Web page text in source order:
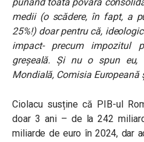
medii (o scădere, în fapt, a
25%!) doar pentru că,
impact- precum impozitul
greșeală. Și nu o spun eu,
Mondială, Comisia Europeană
Ciolacu susține că PIB-ul
doar 3 ani – de la 242
miliarde de euro în 2024, dar